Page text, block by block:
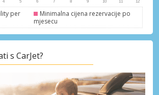
per
Minimalna cijena rezervacije po
mjesecu
s CarJet?